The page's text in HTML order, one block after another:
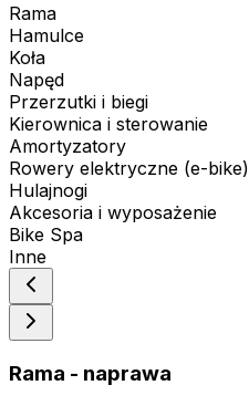
Rama
Hamulce
Koła
Napęd
Przerzutki i biegi
Kierownica i sterowanie
Amortyzatory
Rowery elektryczne (e-bike)
Hulajnogi
Akcesoria i wyposażenie
Bike Spa
Inne
Rama - naprawa